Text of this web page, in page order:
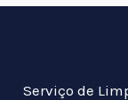
Serviço de